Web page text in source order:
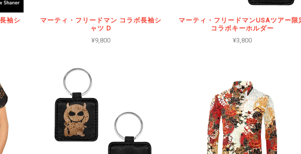
袖シ
マーティ・フリードマン コラボ長袖シ
ャツ D
¥9,800
マーティ・フリードマンUSAツアー限
コラボキーホルダー
¥3,800